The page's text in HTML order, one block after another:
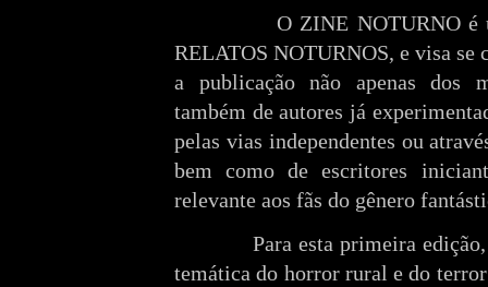
O ZINE NOTURNO é
RELATOS NOTURNOS, e visa se
a publicação não apenas dos
também de autores já
pelas vias independentes ou
bem como de escritores
relevante aos fãs do gênero
Para esta primeira
temática do horror rural e do